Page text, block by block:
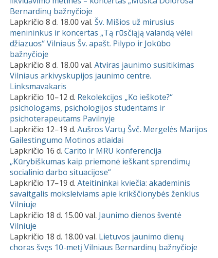
Bernardinų bažnyčioje
Lapkričio 8 d. 18.00 val. Šv. Mišios už mirusius
menininkus ir koncertas „Tą rūsčiąją valandą vėlei
džiazuos“ Vilniaus Šv. apašt. Pilypo ir Jokūbo
bažnyčioje
Lapkričio 8 d. 18.00 val. Atviras jaunimo susitikimas
Vilniaus arkivyskupijos jaunimo centre.
Linksmavakaris
Lapkričio 10–12 d. Rekolekcijos „Ko ieškote?“
psichologams, psichologijos studentams ir
psichoterapeutams Pavilnyje
Lapkričio 12–19 d. Aušros Vartų Švč. Mergelės Marijos
Gailestingumo Motinos atlaidai
Lapkričio 16 d. Carito ir MRU konferencija
„Kūrybiškumas kaip priemonė ieškant sprendimų
socialinio darbo situacijose“
Lapkričio 17–19 d. Ateitininkai kviečia: akademinis
savaitgalis moksleiviams apie krikščionybės ženklus
Vilniuje
Lapkričio 18 d. 15.00 val. Jaunimo dienos šventė
Vilniuje
Lapkričio 18 d. 18.00 val. Lietuvos jaunimo dienų
choras švęs 10-metį Vilniaus Bernardinų bažnyčioje